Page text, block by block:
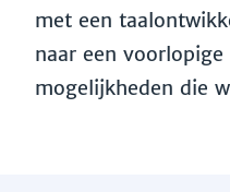
met een
naar een voorlopige
mogelijkheden die